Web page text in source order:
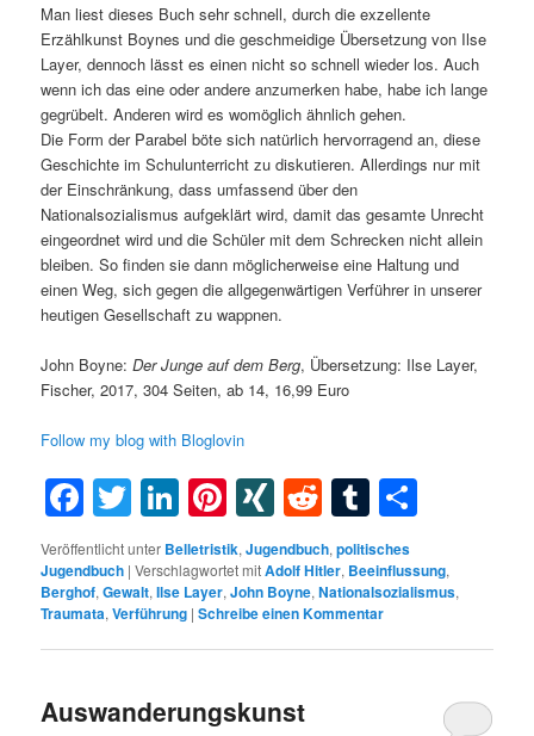
Man liest dieses Buch sehr schnell, durch die exzellente
Erzählkunst Boynes und die geschmeidige Übersetzung von Ilse
Layer, dennoch lässt es einen nicht so schnell wieder los. Auch
wenn ich das eine oder andere anzumerken habe, habe ich lange
gegrübelt. Anderen wird es womöglich ähnlich gehen.
Die Form der Parabel böte sich natürlich hervorragend an, diese
Geschichte im Schulunterricht zu diskutieren. Allerdings nur mit
der Einschränkung, dass umfassend über den
Nationalsozialismus aufgeklärt wird, damit das gesamte Unrecht
eingeordnet wird und die Schüler mit dem Schrecken nicht allein
bleiben. So finden sie dann möglicherweise eine Haltung und
einen Weg, sich gegen die allgegenwärtigen Verführer in unserer
heutigen Gesellschaft zu wappnen.
John Boyne:Der Junge auf dem Berg, Übersetzung: Ilse Layer,
Fischer, 2017, 304 Seiten, ab 14, 16,99 Euro
Follow my blog with Bloglovin
Facebook
Twitter
LinkedIn
Pinterest
XINGRedditTumblr
Veröffentlicht unter Belletristik,Jugendbuch,politisches
Jugendbuch |Verschlagwortet mitAdolf Hitler, Beeinflussung,
Berghof,Gewalt,Ilse Layer,John Boyne,Nationalsozialismus,
Traumata,Verführung |Schreibe einen Kommentar
Auswanderungskunst